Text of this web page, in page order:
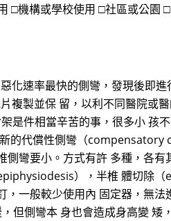
□機構或學校使用 □社區或公
化速率最快的側彎，發現後即
複製並保 留，以利不同醫院或
是件相當辛苦的事，很多小 孩
的代償性側彎（
側彎要小。方式有許 多種，各
），半椎 體切除
一般較少使用內 固定器，無
但側彎本 身也會造成身高變